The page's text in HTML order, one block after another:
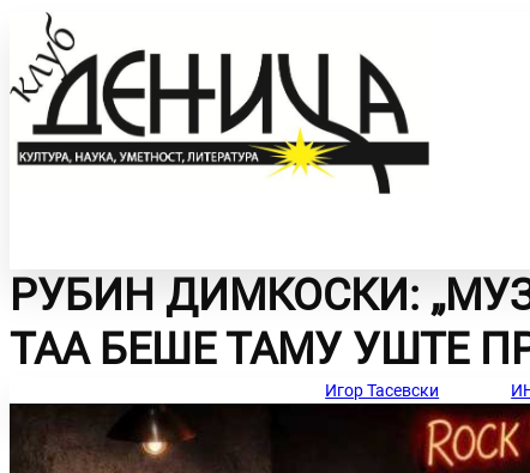
ИНТЕРВЈУА
УМЕТНОСТ СО
ЗБОР
ФОТО НА ДЕНОТ
РУБИН ДИМКОСКИ:
ТАА БЕШЕ ТАМУ УШТЕ
Игор Тасевски